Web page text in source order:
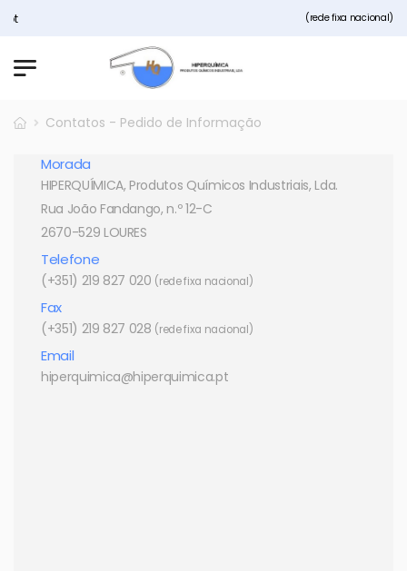
Bem vindos ao nosso site
(rede fixa nacional)
Contatos - Pedido de Informação
Morada
HIPERQUÍMICA, Produtos Químicos Industriais, Lda.
Rua João Fandango, n.º 12-C
2670-529 LOURES
Telefone
(+351) 219 827 020 (rede fixa nacional)
Fax
(+351) 219 827 028 (rede fixa nacional)
Email
hiperquimica@hiperquimica.pt